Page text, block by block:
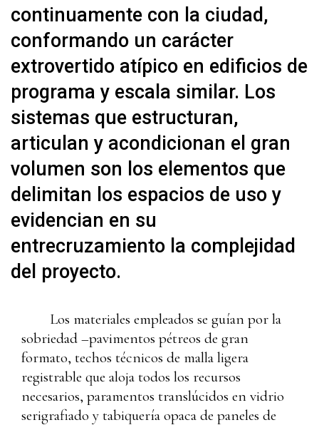
continuamente con la ciudad,
conformando un carácter
extrovertido atípico en edificios de
programa y escala similar. Los
sistemas que estructuran,
articulan y acondicionan el gran
volumen son los elementos que
delimitan los espacios de uso y
evidencian en su
entrecruzamiento la complejidad
del proyecto.
Los materiales empleados se guían por la
sobriedad –pavimentos pétreos de gran
formato, techos técnicos de malla ligera
registrable que aloja todos los recursos
necesarios, paramentos translúcidos en vidrio
serigrafiado y tabiquería opaca de paneles de